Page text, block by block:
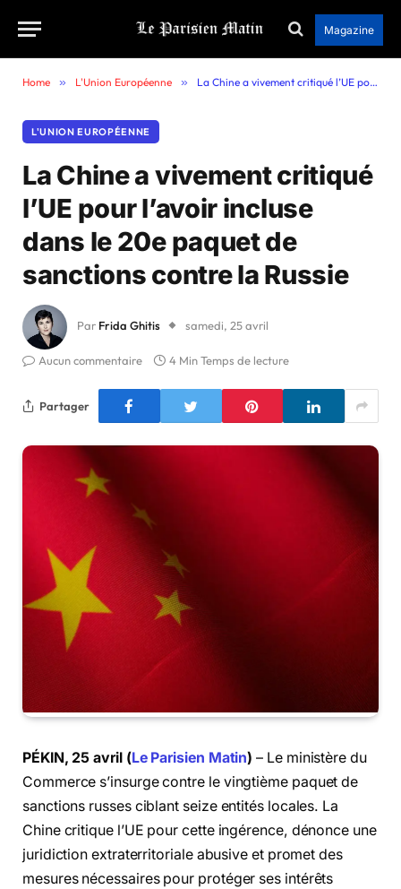
Magazine
Home » L'Union Européenne » La Chine a vivement critiqué l’UE pour l’avoir incluse dans le 20e paquet de sanctions contre la Russie
L'UNION EUROPÉENNE
La Chine a vivement critiqué
l’UE pour l’avoir incluse
dans le 20e paquet de
sanctions contre la Russie
Par Frida Ghitis samedi, 25 avril
Aucun commentaire 4 Min Temps de lecture
Partager
PÉKIN, 25 avril (Le Parisien Matin) – Le ministère du
Commerce s’insurge contre le vingtième paquet de
sanctions russes ciblant seize entités locales. La
Chine critique l’UE pour cette ingérence, dénonce une
juridiction extraterritoriale abusive et promet des
mesures nécessaires pour protéger ses intérêts